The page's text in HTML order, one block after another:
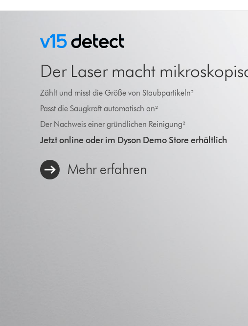
Der Laser macht
Zählt und misst die Größe von Staubpartikeln²
Passt die Saugkraft automatisch an²
Der Nachweis einer gründlichen Reinigung²
Jetzt online oder im Dyson Demo Store erhältlich
Mehr erfahren